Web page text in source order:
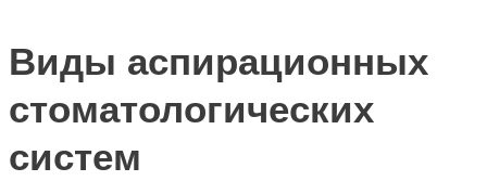
Виды аспирационных
стоматологических
систем